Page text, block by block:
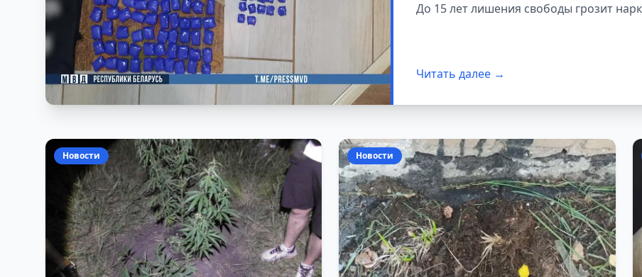
До 15 лет лишения свободы грозит
Читать далее →
Новости Новости